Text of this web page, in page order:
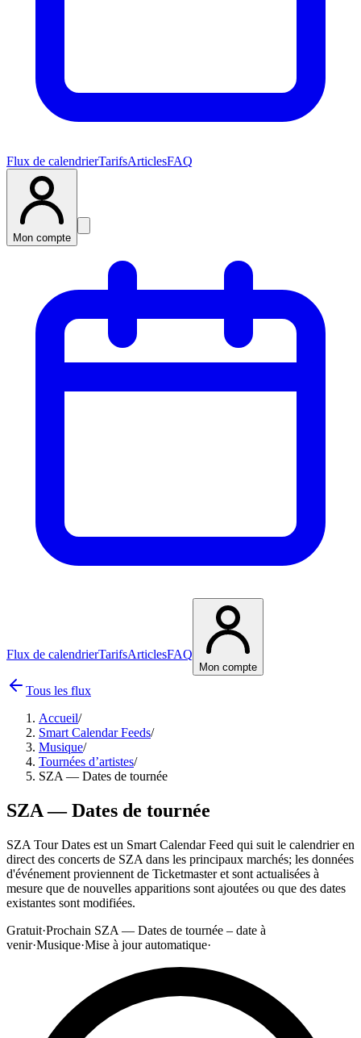
Flux de calendrierTarifsArticlesFAQ
Mon compte
Flux de calendrierTarifsArticlesFAQ
Mon compte
Tous les flux
Accueil/
Smart Calendar Feeds/
Musique/
Tournées d’artistes/
SZA — Dates de tournée
SZA — Dates de tournée
SZA Tour Dates est un Smart Calendar Feed qui suit le calendrier en
direct des concerts de SZA dans les principaux marchés; les données
d'événement proviennent de Ticketmaster et sont actualisées à
mesure que de nouvelles apparitions sont ajoutées ou que des dates
existantes sont modifiées.
Gratuit·Prochain SZA — Dates de tournée – date à
venir·Musique·Mise à jour automatique·